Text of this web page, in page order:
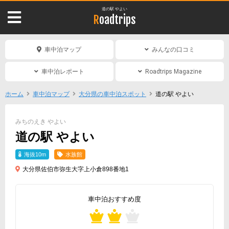
道の駅 やよい
Roadtrips
車中泊マップ みんなの口コミ
車中泊レポート Roadtrips Magazine
ホーム 車中泊マップ 大分県の車中泊スポット 道の駅 やよい
みちのえき やよい
道の駅 やよい
海抜10m 水族館
大分県佐伯市弥生大字上小倉898番地1
車中泊おすすめ度